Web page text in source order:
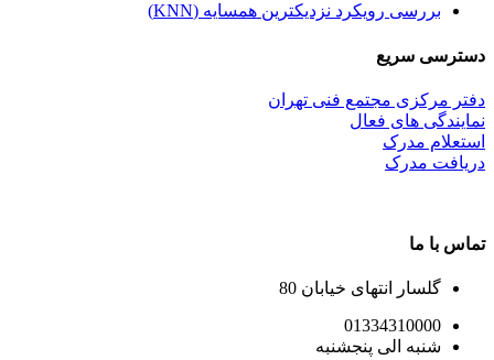
بررسی رویکرد نزدیکترین همسایه (KNN)
دسترسی سریع
دفتر مرکزی مجتمع فنی تهران
نمایندگی های فعال
استعلام مدرک
دریافت مدرک
تماس با ما
گلسار انتهای خیابان 80
01334310000
شنبه الی پنجشنبه